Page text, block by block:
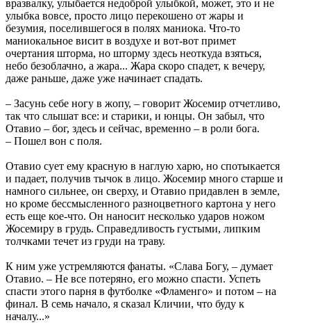
вразвалку, улыбается недоброй улыбкой, может, это и не
улыбка вовсе, просто лицо перекошено от жары и
безумия, поселившегося в полях маниока. Что-то
маниокальное висит в воздухе и вот-вот примет
очертания шторма, но шторму здесь неоткуда взяться,
небо безоблачно, а жара... Жара скоро спадет, к вечеру,
даже раньше, даже уже начинает спадать.
– Засунь себе ногу в жопу, – говорит Жосемир отчетливо,
так что слышат все: и старики, и юнцы. Он забыл, что
Отавио – бог, здесь и сейчас, временно – в роли бога.
– Пошел вон с поля.
Отавио сует ему красную в наглую харю, но спотыкается
и падает, получив тычок в лицо. Жосемир много старше и
намного сильнее, он сверху, и Отавио придавлен в земле,
но кроме бессмысленного разноцветного картона у него
есть еще кое-что. Он наносит несколько ударов ножом
Жосемиру в грудь. Справедливость густыми, липким
толчками течет из груди на траву.
К ним уже устремляются фанаты. «Слава Богу, – думает
Отавио. – Не все потеряно, его можно спасти. Успеть
спасти этого парня в футболке «Фламенго» и потом – на
финал. В семь начало, я сказал Кличии, что буду к
началу...»